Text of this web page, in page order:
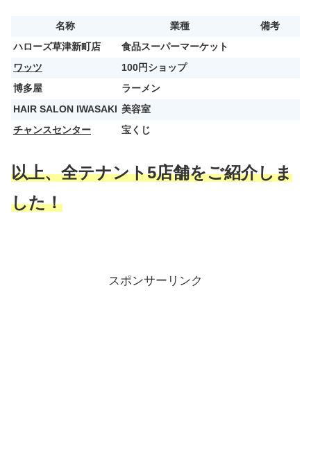
名称 業種
備考
ハローズ草津新町店
食品スーパーマーケット
ワッツ
100円ショップ
博多屋
ラーメン
HAIR SALON IWASAKI
美容室
チャンスセンター
宝くじ
以上、全テナント5店舗をご紹介しま
した！
スポンサーリンク